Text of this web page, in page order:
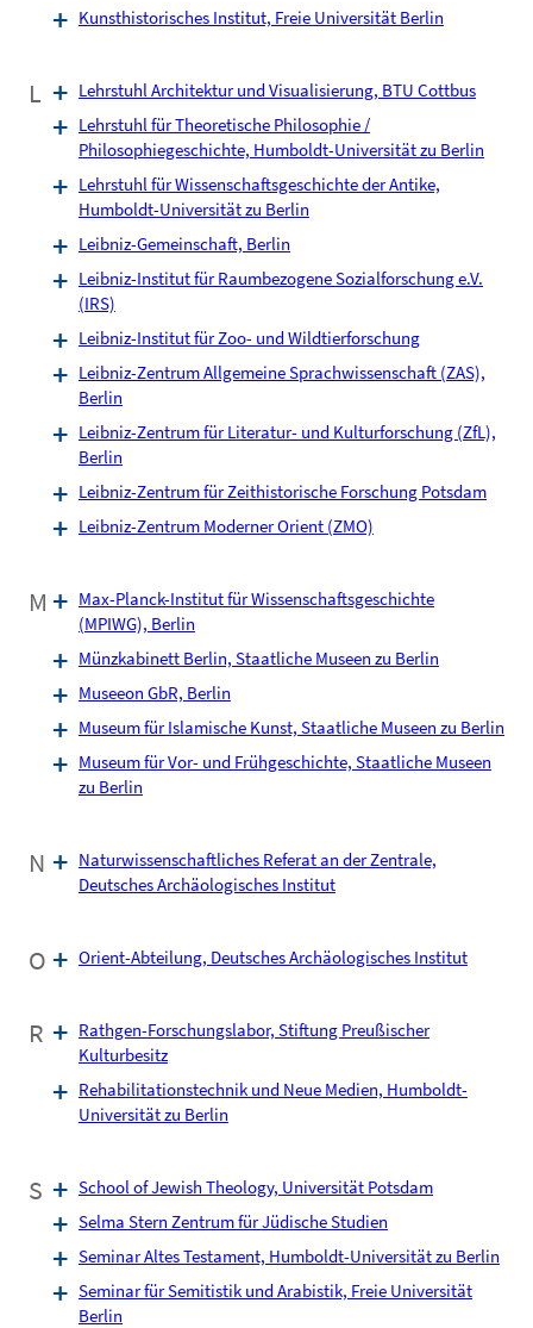
Kunsthistorisches Institut, Freie Universität Berlin
L
Lehrstuhl Architektur und Visualisierung, BTU Cottbus
Lehrstuhl für Theoretische Philosophie /
Philosophiegeschichte, Humboldt-Universität zu Berlin
Lehrstuhl für Wissenschaftsgeschichte der Antike,
Humboldt-Universität zu Berlin
Leibniz-Gemeinschaft, Berlin
Leibniz-Institut für Raumbezogene Sozialforschung e.V.
(IRS)
Leibniz-Institut für Zoo- und Wildtierforschung
Leibniz-Zentrum Allgemeine Sprachwissenschaft (ZAS),
Berlin
Leibniz-Zentrum für Literatur- und Kulturforschung (ZfL),
Berlin
Leibniz-Zentrum für Zeithistorische Forschung Potsdam
Leibniz-Zentrum Moderner Orient (ZMO)
M
Max-Planck-Institut für Wissenschaftsgeschichte
(MPIWG), Berlin
Münzkabinett Berlin, Staatliche Museen zu Berlin
Museeon GbR, Berlin
Museum für Islamische Kunst, Staatliche Museen zu Berlin
Museum für Vor- und Frühgeschichte, Staatliche Museen
zu Berlin
N
Naturwissenschaftliches Referat an der Zentrale,
Deutsches Archäologisches Institut
O Orient-Abteilung, Deutsches Archäologisches Institut
R
Rathgen-Forschungslabor, Stiftung Preußischer
Kulturbesitz
Rehabilitationstechnik und Neue Medien, Humboldt-
Universität zu Berlin
S
School of Jewish Theology, Universität Potsdam
Selma Stern Zentrum für Jüdische Studien
Seminar Altes Testament, Humboldt-Universität zu Berlin
Seminar für Semitistik und Arabistik, Freie Universität
Berlin